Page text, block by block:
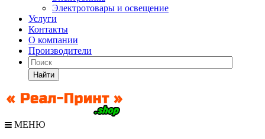
Электротовары и освещение
Услуги
Контакты
О компании
Производители
Найти
МЕНЮ